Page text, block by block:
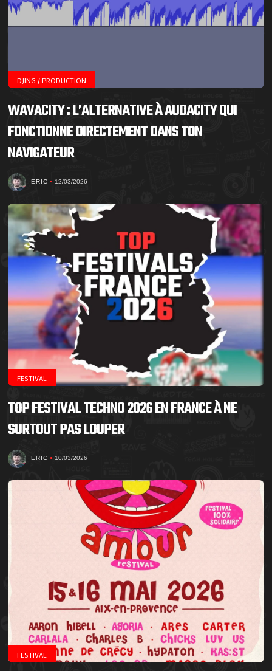
DJING / PRODUCTION
WAVACITY : L’ALTERNATIVE À AUDACITY QUI
FONCTIONNE DIRECTEMENT DANS TON
NAVIGATEUR
ERIC 12/03/2026
FESTIVAL
TOP FESTIVAL TECHNO 2026 EN FRANCE À NE
SURTOUT PAS LOUPER
ERIC 10/03/2026
FESTIVAL